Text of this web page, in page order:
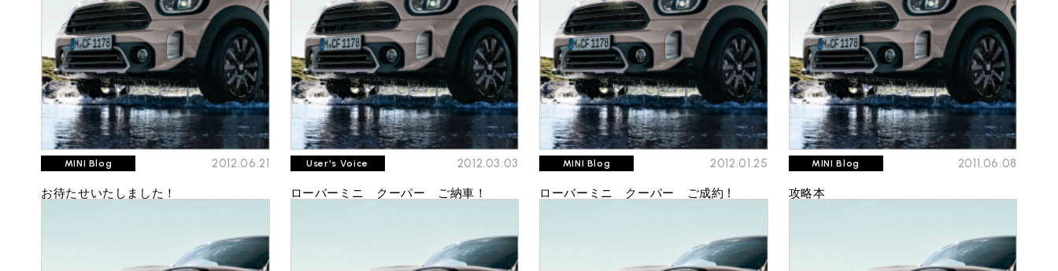
iRで愛車を売却されたお客様の声
BMWミニ買取査定依頼
ローバーミニ買取査定依頼
User's Voice 購入者様の声
Part's Report パーツ販売のご案内
Movie 動画一覧
BMWミニナレッジ
ローバーミニナレッジ
会社概要
スタッフ紹介
MAP
リクルート
RECRUIT 採用情報
お知らせ プライバシーポリシー
お問い合わせ サイトマップ
MINI Blog 2012.06.21
お待たせいたしました！
User's Voice 2012.03.03
ローバーミニ クーパー ご納車！
MINI Blog 2012.01.25
ローバーミニ クーパー ご成約 !
MINI Blog 2011.06.08
攻略本